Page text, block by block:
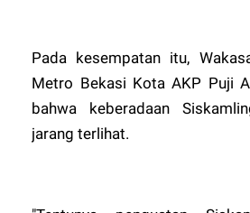
Pada kesempatan itu,
Metro Bekasi Kota AKP Puji
bahwa keberadaan
jarang terlihat.